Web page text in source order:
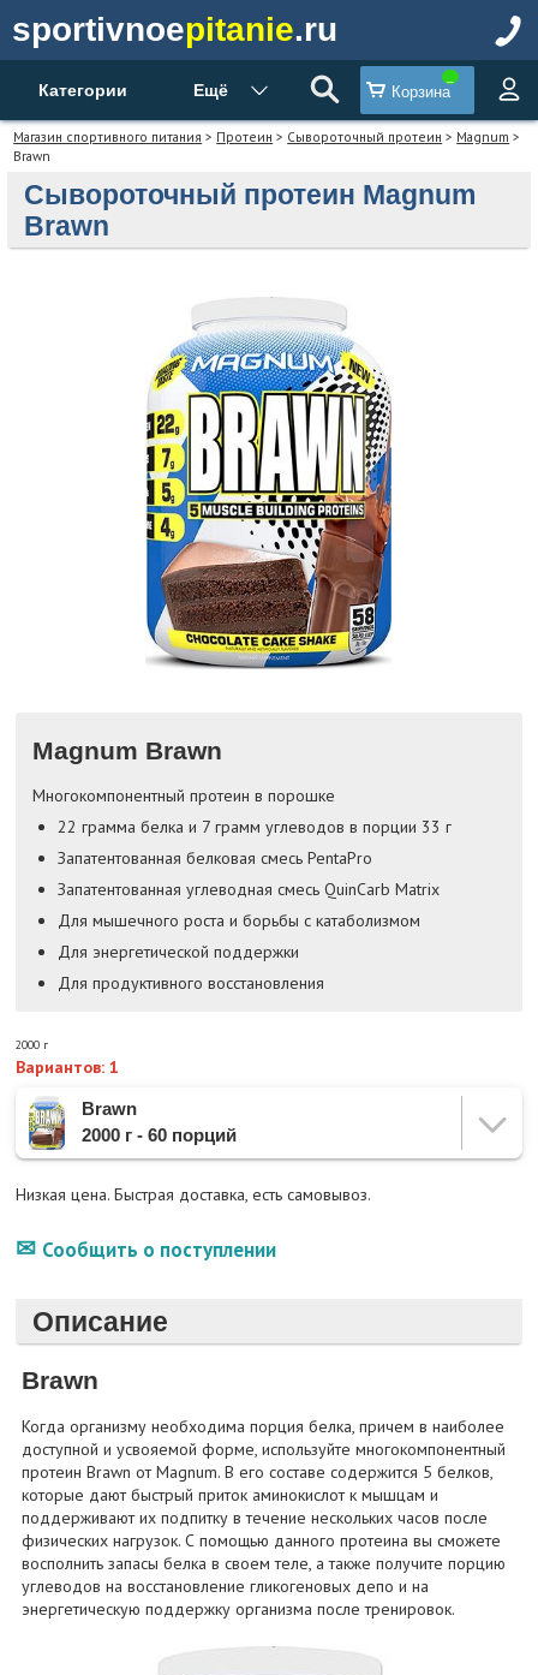
sportivnoepitanie.ru
Категории Ещё Корзина
Магазин спортивного питания > Протеин > Сывороточный протеин > Magnum >
Brawn
Сывороточный протеин Magnum
Brawn
Magnum Brawn
Многокомпонентный протеин в порошке
22 грамма белка и 7 грамм углеводов в порции 33 г
Запатентованная белковая смесь PentaPro
Запатентованная углеводная смесь QuinCarb Matrix
Для мышечного роста и борьбы с катаболизмом
Для энергетической поддержки
Для продуктивного восстановления
2000 г
Вариантов: 1
Brawn
2000 г - 60 порций
Низкая цена. Быстрая доставка, есть самовывоз.
Сообщить о поступлении
Описание
Brawn
Когда организму необходима порция белка, причем в наиболее
доступной и усвояемой форме, используйте многокомпонентный
протеин Brawn от Magnum. В его составе содержится 5 белков,
которые дают быстрый приток аминокислот к мышцам и
поддерживают их подпитку в течение нескольких часов после
физических нагрузок. С помощью данного протеина вы сможете
восполнить запасы белка в своем теле, а также получите порцию
углеводов на восстановление гликогеновых депо и на
энергетическую поддержку организма после тренировок.